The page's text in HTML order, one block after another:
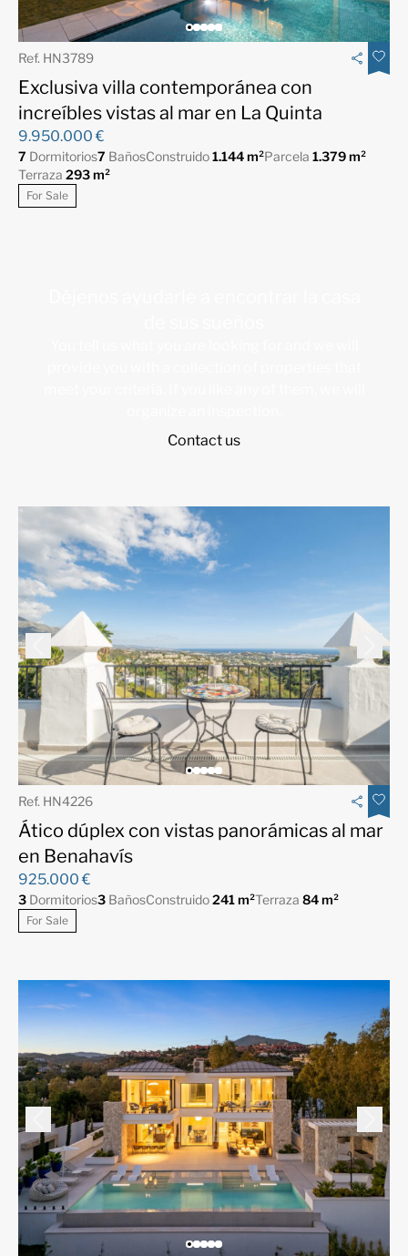
Ref. HN3789
Exclusiva villa contemporánea con
increíbles vistas al mar en La Quinta
9.950.000 €
7 Dormitorios7 BañosConstruido1.144 m²Parcela 1.379 m²
Terraza 293 m²
For Sale
Contact us
Ref. HN4226
Ático dúplex con vistas panorámicas al mar
en Benahavís
925.000 €
3 Dormitorios3 BañosConstruido241 m²Terraza 84 m²
For Sale